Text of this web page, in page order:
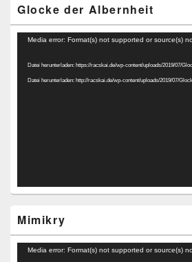
Glocke der Albernheit
Video-
Media error: Format(s) not supported or source(s)
Datei herunterladen: https://racskai.de/wp-content/uploads/2019/07/
Datei herunterladen: http://racskai.de/wp-content/uploads/2019/07/
Mimikry
Video-
Media error: Format(s) not supported or source(s)